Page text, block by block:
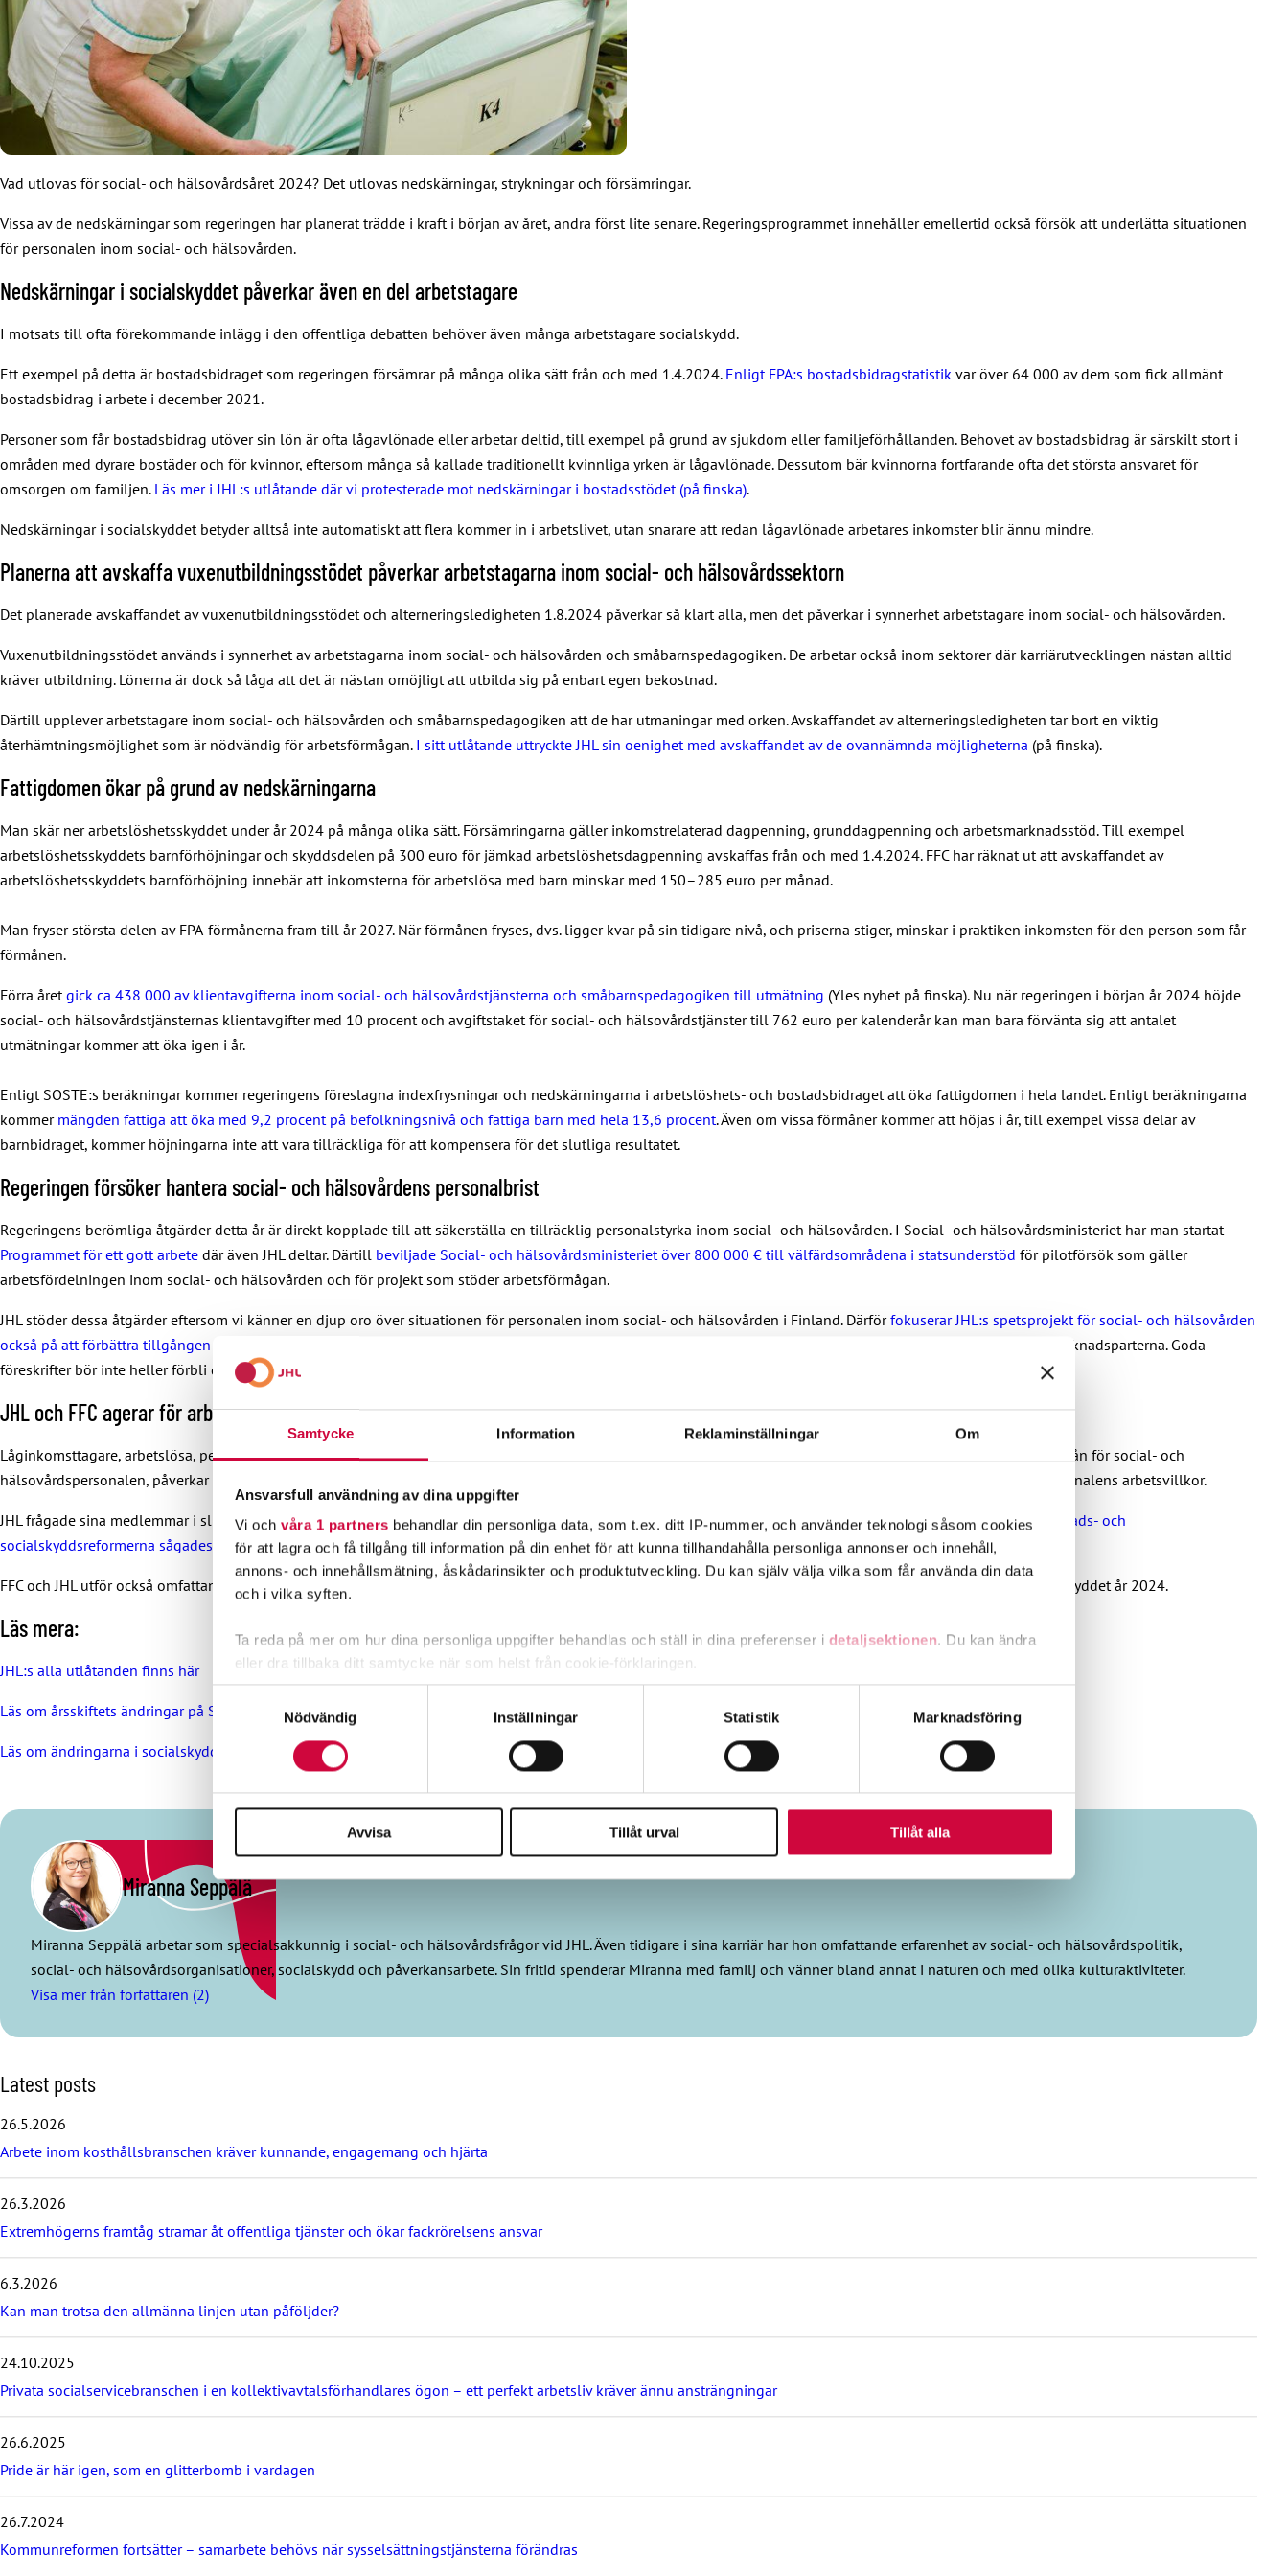
Samtycke Information Reklaminställningar Om
Ansvarsfull användning av dina uppgifter
Vi och våra 1 partners behandlar din personliga data, som t.ex. ditt IP-nummer, och använder teknologi såsom cookies
för att lagra och få tillgång till information på din enhet för att kunna tillhandahålla personliga annonser och innehåll,
annons- och innehållsmätning, åskådarinsikter och produktutveckling. Du kan själv välja vilka som får använda din data
och i vilka syften.
Ta reda på mer om hur dina personliga uppgifter behandlas och ställ in dina preferenser i detaljsektionen. Du kan ändra
eller dra tillbaka ditt samtycke när som helst från cookie-förklaringen.
Vi använder enhetsidentifierare för att anpassa innehållet och annonserna till användarna, tillhandahålla funktioner för
till de sociala medier och annons- och analysföretag som vi samarbetar med. Dessa kan i sin tur kombinera informationen
Nödvändig
Inställningar Statistik Marknadsföring
Avvisa Tillåt urval Tillåt alla
Vad utlovas för social- och hälsovårdsåret 2024? Det utlovas nedskärningar, strykningar och försämringar.
Vissa av de nedskärningar som regeringen har planerat trädde i kraft i början av året, andra först lite senare. Regeringsprogrammet innehåller emellertid också försök att underlätta situationen
för personalen inom social- och hälsovården.
Nedskärningar i socialskyddet påverkar även en del arbetstagare
I motsats till ofta förekommande inlägg i den offentliga debatten behöver även många arbetstagare socialskydd.
Ett exempel på detta är bostadsbidraget som regeringen försämrar på många olika sätt från och med 1.4.2024. Enligt FPA:s bostadsbidragstatistik var över 64 000 av dem som fick allmänt
bostadsbidrag i arbete i december 2021.
Personer som får bostadsbidrag utöver sin lön är ofta lågavlönade eller arbetar deltid, till exempel på grund av sjukdom eller familjeförhållanden. Behovet av bostadsbidrag är särskilt stort i
områden med dyrare bostäder och för kvinnor, eftersom många så kallade traditionellt kvinnliga yrken är lågavlönade. Dessutom bär kvinnorna fortfarande ofta det största ansvaret för
omsorgen om familjen. Läs mer i JHL:s utlåtande där vi protesterade mot nedskärningar i bostadsstödet (på finska).
Nedskärningar i socialskyddet betyder alltså inte automatiskt att flera kommer in i arbetslivet, utan snarare att redan lågavlönade arbetares inkomster blir ännu mindre.
Planerna att avskaffa vuxenutbildningsstödet påverkar arbetstagarna inom social- och hälsovårdssektorn
Det planerade avskaffandet av vuxenutbildningsstödet och alterneringsledigheten 1.8.2024 påverkar så klart alla, men det påverkar i synnerhet arbetstagare inom social- och hälsovården.
Vuxenutbildningsstödet används i synnerhet av arbetstagarna inom social- och hälsovården och småbarnspedagogiken. De arbetar också inom sektorer där karriärutvecklingen nästan alltid
kräver utbildning. Lönerna är dock så låga att det är nästan omöjligt att utbilda sig på enbart egen bekostnad.
Därtill upplever arbetstagare inom social- och hälsovården och småbarnspedagogiken att de har utmaningar med orken. Avskaffandet av alterneringsledigheten tar bort en viktig
återhämtningsmöjlighet som är nödvändig för arbetsförmågan. I sitt utlåtande uttryckte JHL sin oenighet med avskaffandet av de ovannämnda möjligheterna (på finska).
Fattigdomen ökar på grund av nedskärningarna
Man skär ner arbetslöshetsskyddet under år 2024 på många olika sätt. Försämringarna gäller inkomstrelaterad dagpenning, grunddagpenning och arbetsmarknadsstöd. Till exempel
arbetslöshetsskyddets barnförhöjningar och skyddsdelen på 300 euro för jämkad arbetslöshetsdagpenning avskaffas från och med 1.4.2024. FFC har räknat ut att avskaffandet av
arbetslöshetsskyddets barnförhöjning innebär att inkomsterna för arbetslösa med barn minskar med 150–285 euro per månad.
Man fryser största delen av FPA-förmånerna fram till år 2027. När förmånen fryses, dvs. ligger kvar på sin tidigare nivå, och priserna stiger, minskar i praktiken inkomsten för den person som får
förmånen.
Förra åretgick ca 438 000 av klientavgifterna inom social- och hälsovårdstjänsterna och småbarnspedagogiken till utmätning (Yles nyhet på finska). Nu när regeringen i början år 2024 höjde
social- och hälsovårdstjänsternas klientavgifter med 10 procent och avgiftstaket för social- och hälsovårdstjänster till 762 euro per kalenderår kan man bara förvänta sig att antalet
utmätningar kommer att öka igen i år.
Enligt SOSTE:s beräkningar kommer regeringens föreslagna indexfrysningar och nedskärningarna i arbetslöshets- och bostadsbidraget att öka fattigdomen i hela landet. Enligt beräkningarna
kommer mängden fattiga att öka med 9,2 procent på befolkningsnivå och fattiga barn med hela 13,6 procent. Även om vissa förmåner kommer att höjas i år, till exempel vissa delar av
barnbidraget, kommer höjningarna inte att vara tillräckliga för att kompensera för det slutliga resultatet.
Regeringen försöker hantera social- och hälsovårdens personalbrist
Regeringens berömliga åtgärder detta år är direkt kopplade till att säkerställa en tillräcklig personalstyrka inom social- och hälsovården. I Social- och hälsovårdsministeriet har man startat
Programmet för ett gott arbete där även JHL deltar. Därtill beviljade Social- och hälsovårdsministeriet över 800 000 € till välfärdsområdena i statsunderstöd för pilotförsök som gäller
arbetsfördelningen inom social- och hälsovården och för projekt som stöder arbetsförmågan.
JHL stöder dessa åtgärder eftersom vi känner en djup oro över situationen för personalen inom social- och hälsovården i Finland. Därförfokuserar JHL:s spetsprojekt för social- och hälsovården
också på att förbättra tillgången till personal
Vi påminner ändå om hur viktigt det är att regeringen och ministerierna gör dessa åtgärder i samarbete med arbetsmarknadsparterna. Goda
föreskrifter bör inte heller förbli döda bokstäver, utan de ska främjas aktivt.
JHL och FFC agerar för arbetstagarnas bästa
Låginkomsttagare, arbetslösa, pensionärer, sjuka och barn drabbas i stor utsträckning av försämringarna i socialskyddet. Även om regeringen vidtar åtgärder till förmån för social- och
hälsovårdspersonalen, påverkar dess nedskärningar på andra håll inom socialskyddet och arbetsvillkoren, liksom inom utbildningspolitiken, också hälsovårdspersonalens arbetsvillkor.
JHL frågade sina medlemmar i slutet av året 2023 hur de tror att regeringens planerade reformer kommer att påverka dem. Vi fick nästan 5 200 svardär arbetsmarknads- och
socialskyddsreformerna sågades ordentligt.
FFC och JHL utför också omfattande påverkansarbete som gäller socialskyddet. FFC har gjort en omfattande sammanställning om de förändringar som sker i socialskyddet år 2024.
Läs mera:
JHL:s alla utlåtanden finns här
Läs om årsskiftets ändringar på Social- och hälsovårdsministeriets webbplats
Läs om ändringarna i socialskyddet på FPA:s webbplats
Miranna Seppälä
Miranna Seppälä arbetar som specialsakkunnig i social- och hälsovårdsfrågor vid JHL. Även tidigare i sina karriär har hon omfattande erfarenhet av social- och hälsovårdspolitik,
social- och hälsovårdsorganisationer, socialskydd och påverkansarbete. Sin fritid spenderar Miranna med familj och vänner bland annat i naturen och med olika kulturaktiviteter.
Visa mer från författaren (2)
S
k
i
p
l
a
e
s
o
s
Latest posts
26.5.2026
Arbete inom kosthållsbranschen kräver kunnande, engagemang och hjärta
26.3.2026
Extremhögerns framtåg stramar åt offentliga tjänster och ökar fackrörelsens ansvar
6.3.2026
Kan man trotsa den allmänna linjen utan påföljder?
24.10.2025
Privata socialservicebranschen i en kollektivavtalsförhandlares ögon – ett perfekt arbetsliv kräver ännu ansträngningar
26.6.2025
Pride är här igen, som en glitterbomb i vardagen
26.7.2024
Kommunreformen fortsätter – samarbete behövs när sysselsättningstjänsterna förändras